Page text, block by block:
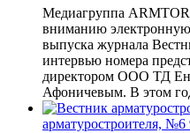
Медиагруппа
вниманию
выпуска журнала
интервью номера
директором ООО ТД
Афоничевым. В этом
арматуростроителя, №6